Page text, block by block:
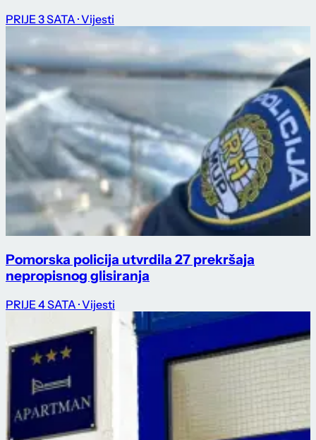
PRIJE 3 SATA · Vijesti
Pomorska policija utvrdila 27 prekršaja
nepropisnog glisiranja
PRIJE 4 SATA · Vijesti